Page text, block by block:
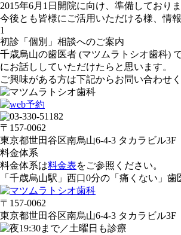
2015年6月1日開院に向け、準備しておりま
今後とも皆様にご活用いただける様、情
1
初診「個別」相談へのご案内
千歳烏山の歯医者 (マツムラトシオ歯科)
にお話ししていただけたらと思います。
ご興味がある方は下記からお問い合わせく
〒157-0062
東京都世田谷区南烏山6-4-3 タカラビル3F
料金体系
料金体系は料金表をご参照ください。
「千歳烏山駅」西口0分の「痛くない」
〒157-0062
東京都世田谷区南烏山6-4-3 タカラビル3F